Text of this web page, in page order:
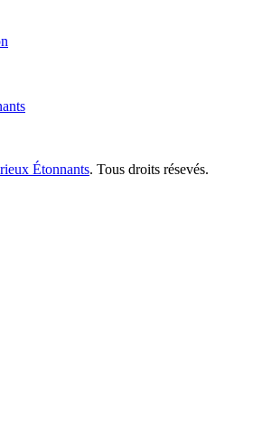
Étonnants. Tous droits résevés.